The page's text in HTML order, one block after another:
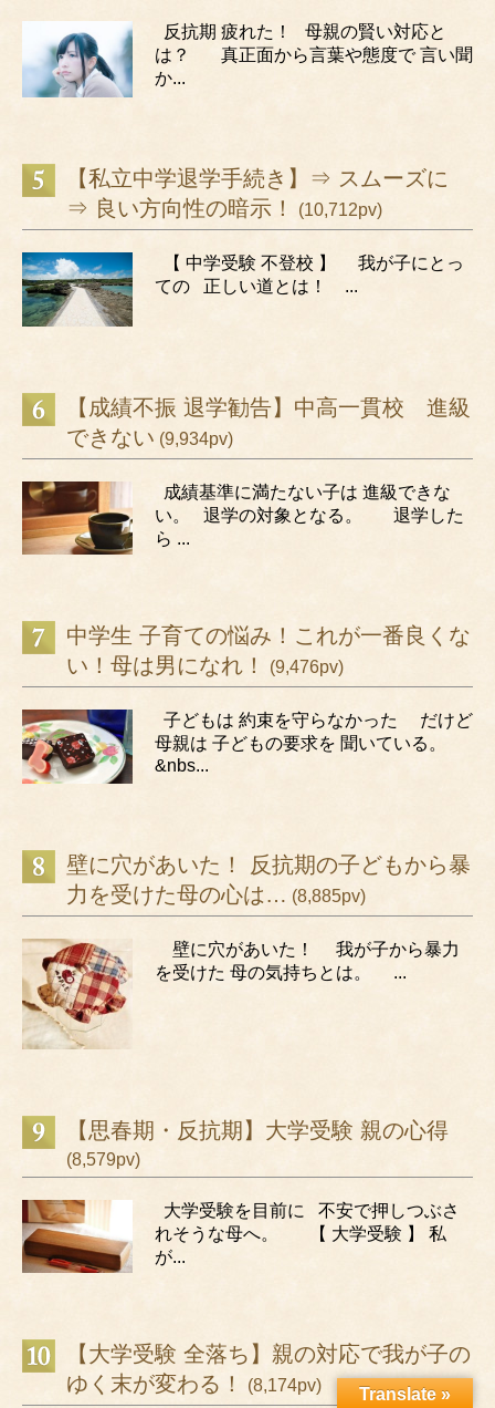
反抗期 疲れた！ 母親の賢い対応と
は？ 真正面から言葉や態度で 言い聞
か...
【私立中学退学手続き】⇒ スムーズに
⇒ 良い方向性の暗示！
(10,712pv)
【 中学受験 不登校 】 我が子にとっ
ての 正しい道とは！ ...
【成績不振 退学勧告】中高一貫校 進級
できない (9,934pv)
成績基準に満たない子は 進級できな
い。 退学の対象となる。 退学した
ら ...
中学生 子育ての悩み！これが一番良くな
い！母は男になれ！
(9,476pv)
子どもは 約束を守らなかった だけど
母親は 子どもの要求を 聞いている。
&nbs...
壁に穴があいた！ 反抗期の子どもから暴
力を受けた母の心は… (8,885pv)
壁に穴があいた！ 我が子から暴力
を受けた 母の気持ちとは。 ...
【思春期・反抗期】大学受験 親の心得
(8,579pv)
大学受験を目前に 不安で押しつぶさ
れそうな母へ。 【 大学受験 】 私
が...
【大学受験 全落ち】親の対応で我が子の
ゆく末が変わる！
(8,174pv) Translate »